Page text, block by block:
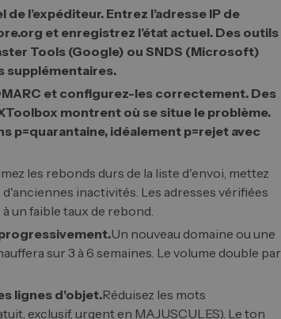
l’expéditeur. Entrez l’adresse IP de
et enregistrez l’état actuel. Des outils
Tools (Google) ou SNDS (Microsoft)
supplémentaires.
et configurez-les correctement. Des
montrent où se situe le problème.
p=quarantaine, idéalement p=rejet avec
les rebonds durs de la liste d'envoi, mettez
d'anciennes inactivités. Les adresses vérifiées
un faible taux de rebond.
Un nouveau domaine ou une
sur 3 à 6 semaines. Le volume double par
lignes d'objet.Réduisez les mots
exclusif, urgent en MAJUSCULES). Le ton